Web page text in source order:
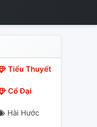
Tiểu Thuyết
Cổ Đại
Hài Hước